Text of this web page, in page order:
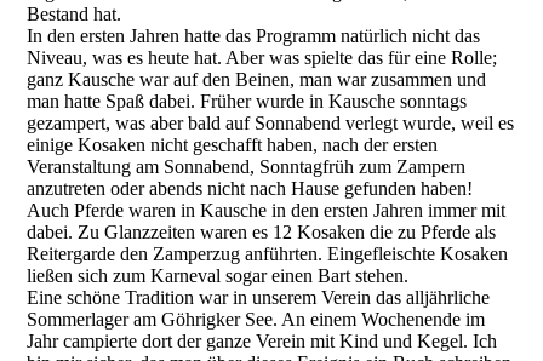
Bestand hat.
In den ersten Jahren hatte das Programm natürlich nicht das
Niveau, was es heute hat. Aber was spielte das für eine Rolle;
ganz Kausche war auf den Beinen, man war zusammen und
man hatte Spaß dabei. Früher wurde in Kausche sonntags
gezampert, was aber bald auf Sonnabend verlegt wurde, weil es
einige Kosaken nicht geschafft haben, nach der ersten
Veranstaltung am Sonnabend, Sonntagfrüh zum Zampern
anzutreten oder abends nicht nach Hause gefunden haben!
Auch Pferde waren in Kausche in den ersten Jahren immer mit
dabei. Zu Glanzzeiten waren es 12 Kosaken die zu Pferde als
Reitergarde den Zamperzug anführten. Eingefleischte Kosaken
ließen sich zum Karneval sogar einen Bart stehen.
Eine schöne Tradition war in unserem Verein das alljährliche
Sommerlager am Göhrigker See. An einem Wochenende im
Jahr campierte dort der ganze Verein mit Kind und Kegel. Ich